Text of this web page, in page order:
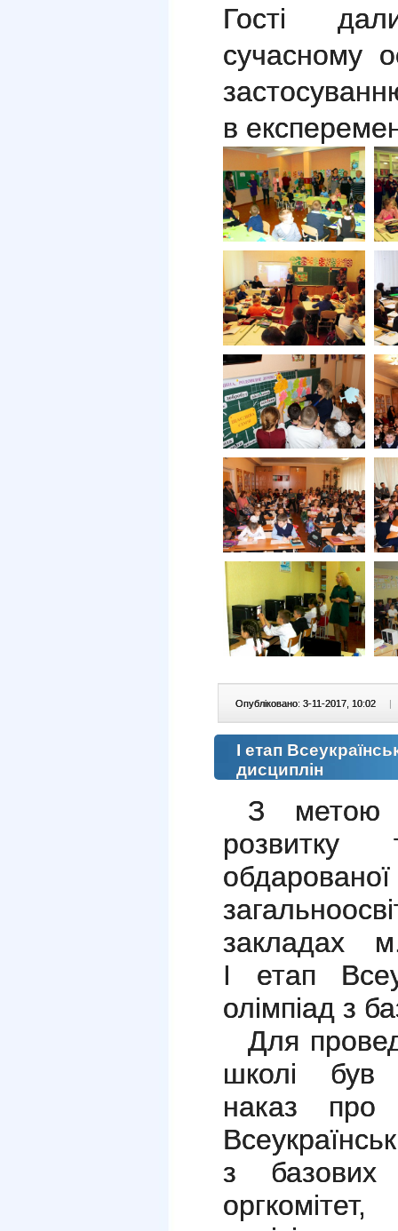
Гості
сучасному
в
Опубліковано: 3-11-2017, 10:02 |
І етап
дисциплін
З метою
розвитку
закладах
І
етап
олімпіад з
Для
школі був
наказ про
з базових